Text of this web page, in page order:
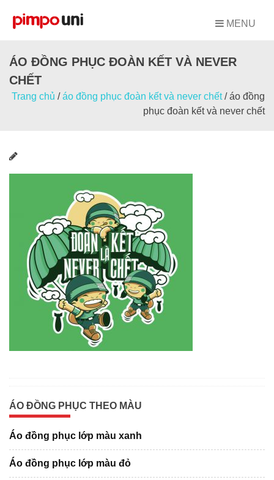
MENU
ÁO ĐỒNG PHỤC ĐOÀN KẾT VÀ NEVER
CHẾT
Trang chủ /áo đồng phục đoàn kết và never chết/áo đồng
phục đoàn kết và never chết
ÁO ĐỒNG PHỤC THEO MÀU
Áo đồng phục lớp màu xanh
Áo đồng phục lớp màu đỏ